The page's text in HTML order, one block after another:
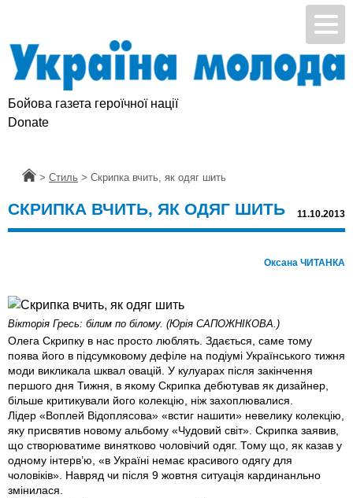
Бойова газета героїчної нації
Donate
Головна
> Стиль > Скрипка вчить, як одяг шить
СКРИПКА ВЧИТЬ, ЯК ОДЯГ ШИТЬ 11.10.2013
Оксана ЧИТАНКА
Вiкторiя Гресь: бiлим по бiлому. (Юрія САПОЖНІКОВА.)
Олега Скрипку в нас просто люблять. Здається, саме тому
поява його в підсумковому дефіле на подіумі Українського тижня
моди викликала шквал овацій. У кулуарах після закінчення
першого дня Тижня, в якому Скрипка дебютував як дизайнер,
більше критикували його колекцію, ніж захоплювалися.
Лідер «Воплей Відоплясова» «встиг нашити» невелику колекцію,
яку присвятив новому альбому «Чудовий світ». Скрипка заявив,
що створюватиме винятково чоловічий одяг. Тому що, як казав у
одному інтерв’ю, «в Україні немає красивого одягу для
чоловіків». Навряд чи після 9 жовтня ситуація кардинанльно
змінилася.